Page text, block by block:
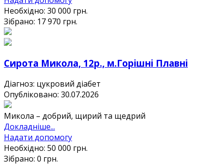
Необхідно: 30 000 грн.
Зібрано: 17 970 грн.
Сирота Микола, 12р., м.Горішні Плавні
Діагноз: цукровий діабет
Опубліковано: 30.07.2026
Микола – добрий, щирий та щедрий
Докладніше...
Надати допомогу
Необхідно: 50 000 грн.
Зібрано: 0 грн.